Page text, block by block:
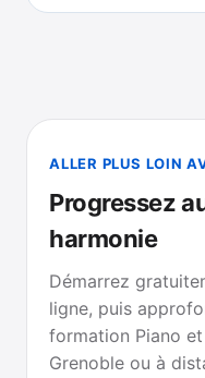
ALLER PLUS LOIN
Progressez
harmonie
Démarrez
ligne, puis
formation Piano
Grenoble ou à